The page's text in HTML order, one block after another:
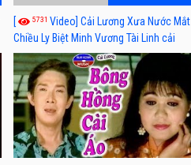
[ 5731 Video] Cải Lương Xưa Nước Mắt
Chiều Ly Biệt Minh Vương Tài Linh cải
lương xã hội hay nhất